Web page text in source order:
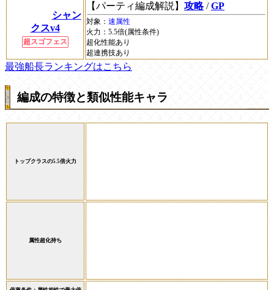
シャン
クスv4
超スゴフェス
【パーティ編成解説】 攻略/GP
対象： 速属性
火力： 5.5倍(属性条件)
超化性能あり
超連携技あり
最強船長ランキングはこちら
編成の特徴と類似性能キャラ
トップクラスの5.5倍火力
属性超化持ち